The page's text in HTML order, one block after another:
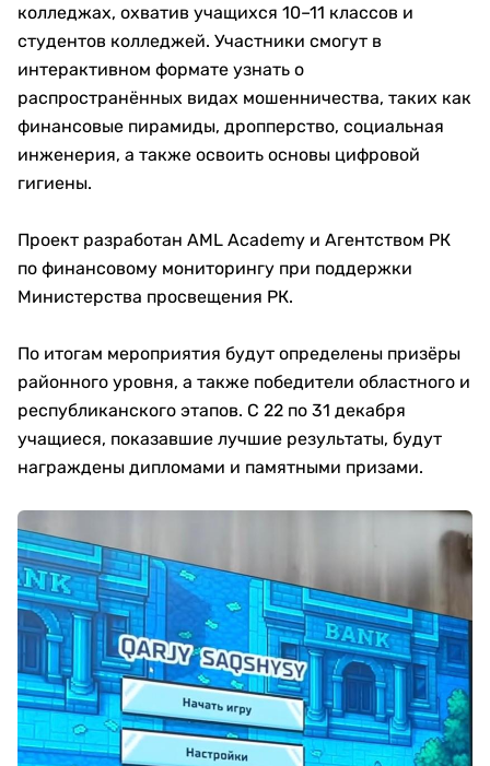
колледжах, охватив учащихся 10–11 классов и
студентов колледжей. Участники смогут в
интерактивном формате узнать о
распространённых видах мошенничества, таких как
финансовые пирамиды, дропперство, социальная
инженерия, а также освоить основы цифровой
гигиены.
Проект разработан AML Academy и Агентством РК
по финансовому мониторингу при поддержки
Министерства просвещения РК.
По итогам мероприятия будут определены призёры
районного уровня, а также победители областного и
республиканского этапов. С 22 по 31 декабря
учащиеся, показавшие лучшие результаты, будут
награждены дипломами и памятными призами.